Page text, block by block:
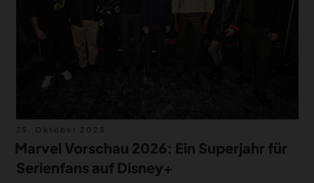
am
Marvel Vorschau 2026: Ein Superjahr für
Serienfans auf Disney+